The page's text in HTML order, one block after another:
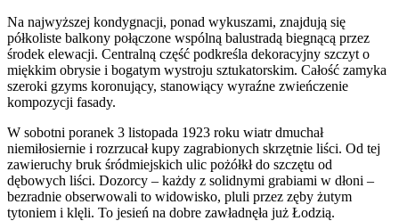
Na najwyższej kondygnacji, ponad wykuszami, znajdują się
półkoliste balkony połączone wspólną balustradą biegnącą przez
środek elewacji. Centralną część podkreśla dekoracyjny szczyt o
miękkim obrysie i bogatym wystroju sztukatorskim. Całość zamyka
szeroki gzyms koronujący, stanowiący wyraźne zwieńczenie
kompozycji fasady.
W sobotni poranek 3 listopada 1923 roku wiatr dmuchał
niemiłosiernie i rozrzucał kupy zagrabionych skrzętnie liści. Od tej
zawieruchy bruk śródmiejskich ulic pożółkł do szczętu od
dębowych liści. Dozorcy – każdy z solidnymi grabiami w dłoni –
bezradnie obserwowali to widowisko, pluli przez zęby żutym
tytoniem i klęli. To jesień na dobre zawładnęła już Łodzią.